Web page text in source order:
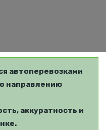
автоперевозками
направлению
аккуратность и